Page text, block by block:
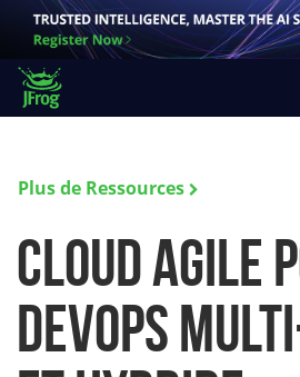
Plus de Ressources
Cloud Agile
DevOps